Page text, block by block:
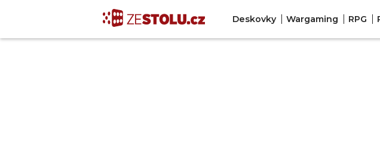
Deskovky Wargaming RPG